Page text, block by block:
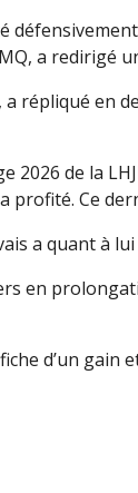
a redirigé
en
2026 de la
profité. Ce
a quant à
en
d’un gain